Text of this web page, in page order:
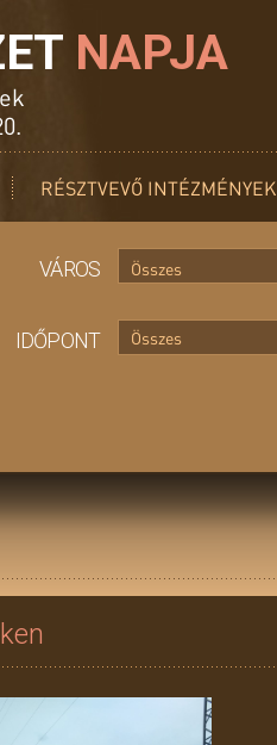
NAPJA
RÉSZTVEVŐ INTÉZMÉNYEK
VÁROS Összes
IDŐPONT